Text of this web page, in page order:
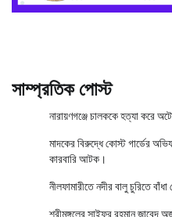
সাম্প্রতিক পোস্ট
নারায়ণগঞ্জে চালককে হত্যা করে
মাদকের বিরুদ্ধে কোস্ট গার্ডের
কারবারি আটক।
নীলফামারীতে নদীর বালু চুরিতে
শ্রীমঙ্গলের সাইফুর রহমান জাবেদ